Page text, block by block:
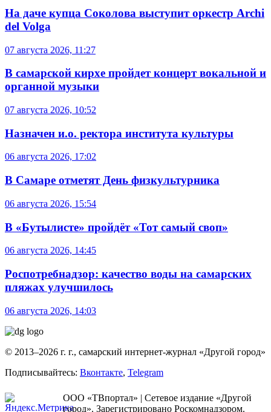
На даче купца Соколова выступит оркестр Archi
del Volga
07 августа 2026, 11:27
В самарской кирхе пройдет концерт вокальной и
органной музыки
07 августа 2026, 10:52
Назначен и.о. ректора института культуры
06 августа 2026, 17:02
В Самаре отметят День физкультурника
06 августа 2026, 15:54
В «Бутылисте» пройдёт «Тот самый своп»
06 августа 2026, 14:45
Роспотребнадзор: качество воды на самарских
пляжах улучшилось
06 августа 2026, 14:03
© 2013–2026 г. г., самарский интернет-журнал «Другой город»
Подписывайтесь: Вконтакте, Telegram
ООО «ТВпортал» | Сетевое издание «Другой
город». Зарегистрировано Роскомнадзором.